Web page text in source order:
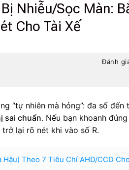
Nhiễu/Sọc Màn:
Cho Tài Xế
Đánh
“tự nhiên mà hỏng”: đa số đến
sai chuẩn. Nếu bạn khoanh
lại rõ nét khi vào số R.
Theo 7 Tiêu Chí AHD/CCD